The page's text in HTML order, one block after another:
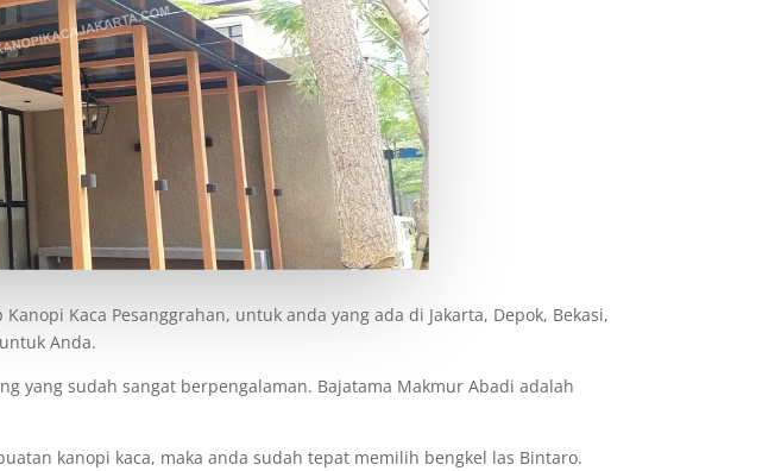
Kaca Pesanggrahan, untuk anda yang ada di Jakarta, Depok, Bekasi,
Anda.
yang sudah sangat berpengalaman. Bajatama Makmur Abadi adalah
kanopi kaca, maka anda sudah tepat memilih bengkel las Bintaro.